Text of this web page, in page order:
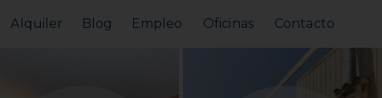
Alquiler Blog Empleo Oficinas Contacto